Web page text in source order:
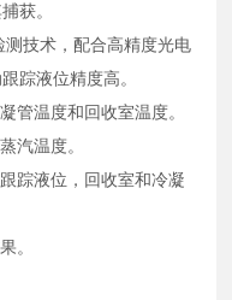
获。
技术，配合高精度光电
踪液位精度高。
管温度和回收室温度。
汽温度。
踪液位，回收室和冷凝
。